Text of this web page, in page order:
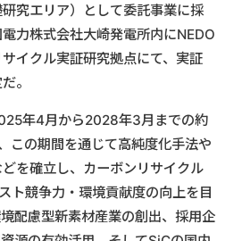
究エリア）として委託事業に採
力株式会社大崎発電所内にNEDO
イクル実証研究拠点にて、実証
。
年4月から2028年3月までの約
この期間を通じて高純度化手法や
を確立し、カーボンリサイクル
ト競争力・環境貢献度の向上を目
配慮型新素材産業の創出、採用企